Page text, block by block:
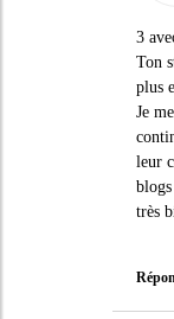
3
Ton
plus
Je
leur
très